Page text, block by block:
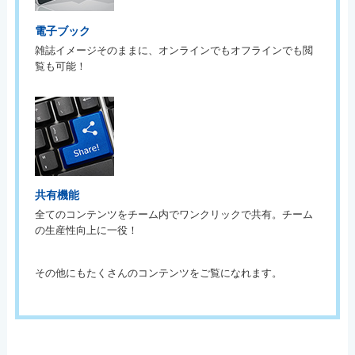
電子ブック
雑誌イメージそのままに、オンラインでもオフラインでも閲
覧も可能！
共有機能
全てのコンテンツをチーム内でワンクリックで共有。チーム
の生産性向上に一役！
その他にもたくさんのコンテンツをご覧になれます。